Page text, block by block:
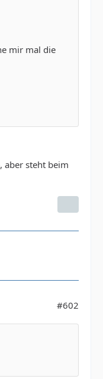
mir mal die
aber steht beim
#602